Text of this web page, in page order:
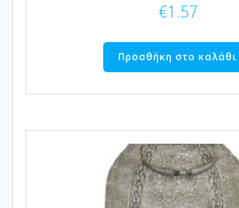
€1.57
Προσθήκη στο καλάθι